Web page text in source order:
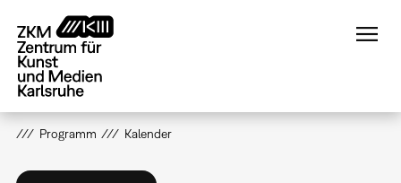
zum
Inhalt
Programm Kalender